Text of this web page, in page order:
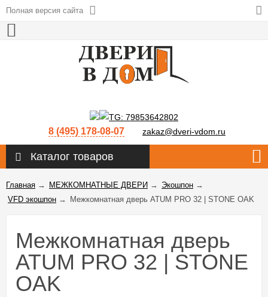
Полная версия сайта
8 (495) 178-08-07 zakaz@dveri-vdom.ru
Каталог товаров
Главная → МЕЖКОМНАТНЫЕ ДВЕРИ → Экошпон →
VFD экошпон → Межкомнатная дверь ATUM PRO 32 | STONE OAK
Межкомнатная дверь
ATUM PRO 32 | STONE
OAK